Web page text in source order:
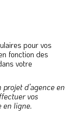
pour vos
fonction des
votre
d’agence en
vos
en ligne.